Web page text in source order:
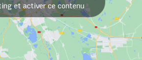
et activer ce contenu